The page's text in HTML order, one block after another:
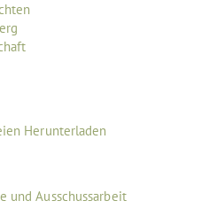
Herunterladen
und Ausschussarbeit